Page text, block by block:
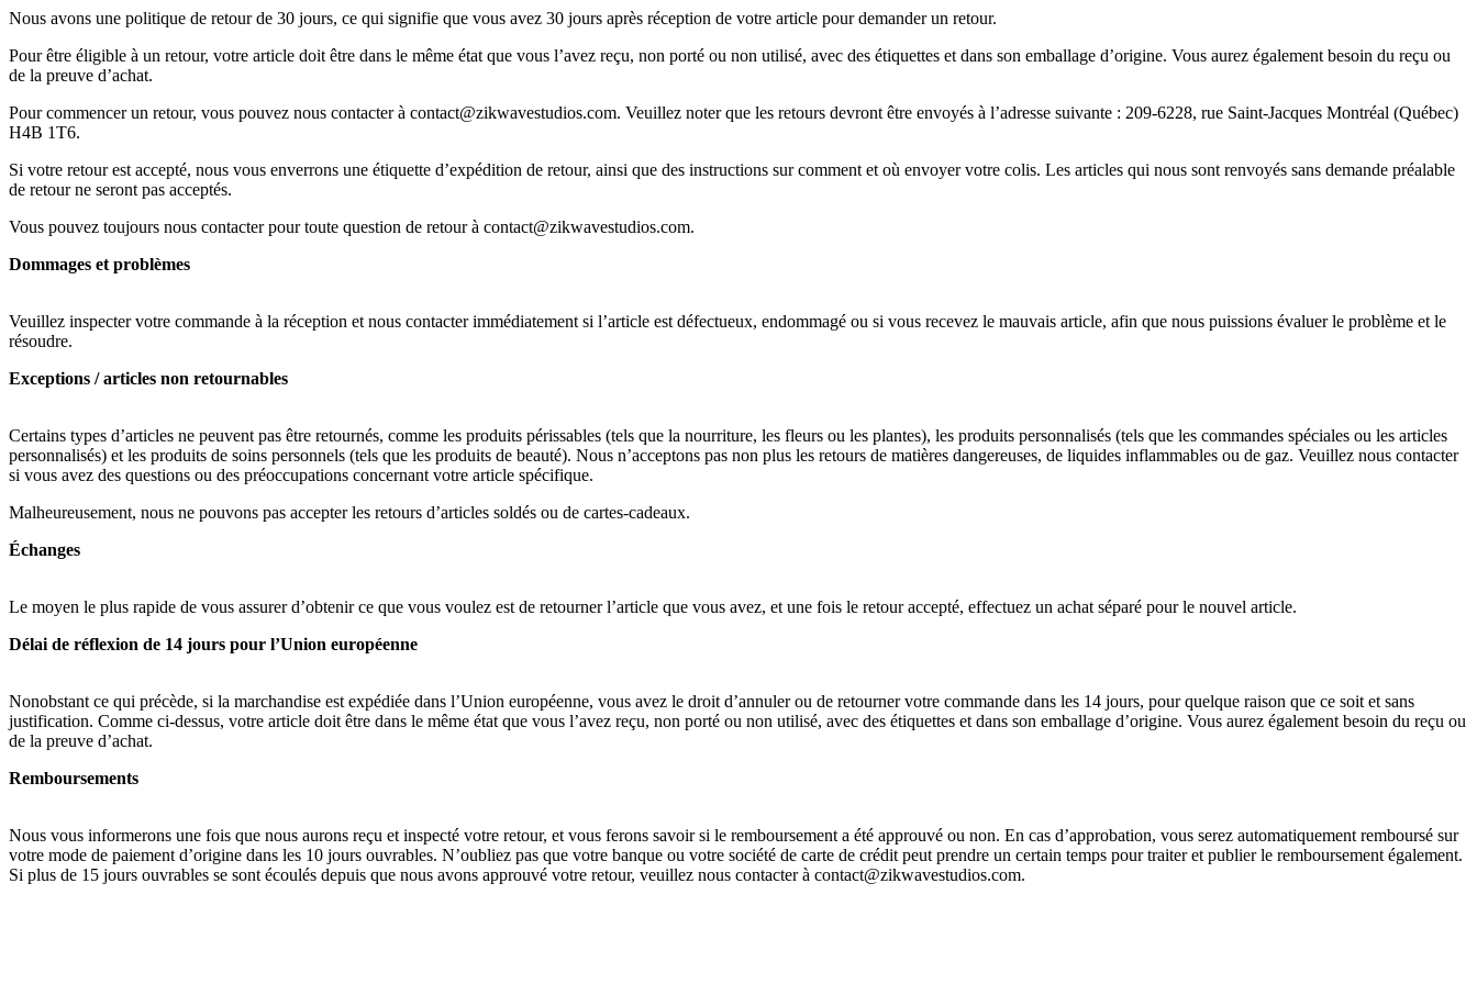
Nous avons une politique de retour de 30 jours, ce qui signifie que vous avez 30 jours après réception de votre article pour demander un retour.
Pour être éligible à un retour, votre article doit être dans le même état que vous l’avez reçu, non porté ou non utilisé, avec des étiquettes et dans son emballage d’origine. Vous aurez également besoin du reçu ou
de la preuve d’achat.
Pour commencer un retour, vous pouvez nous contacter à contact@zikwavestudios.com. Veuillez noter que les retours devront être envoyés à l’adresse suivante : 209-6228, rue Saint-Jacques Montréal (Québec)
H4B 1T6.
Si votre retour est accepté, nous vous enverrons une étiquette d’expédition de retour, ainsi que des instructions sur comment et où envoyer votre colis. Les articles qui nous sont renvoyés sans demande préalable
de retour ne seront pas acceptés.
Vous pouvez toujours nous contacter pour toute question de retour à contact@zikwavestudios.com.
Dommages et problèmes
Veuillez inspecter votre commande à la réception et nous contacter immédiatement si l’article est défectueux, endommagé ou si vous recevez le mauvais article, afin que nous puissions évaluer le problème et le
résoudre.
Exceptions / articles non retournables
Certains types d’articles ne peuvent pas être retournés, comme les produits périssables (tels que la nourriture, les fleurs ou les plantes), les produits personnalisés (tels que les commandes spéciales ou les articles
personnalisés) et les produits de soins personnels (tels que les produits de beauté). Nous n’acceptons pas non plus les retours de matières dangereuses, de liquides inflammables ou de gaz. Veuillez nous contacter
si vous avez des questions ou des préoccupations concernant votre article spécifique.
Malheureusement, nous ne pouvons pas accepter les retours d’articles soldés ou de cartes-cadeaux.
Échanges
Le moyen le plus rapide de vous assurer d’obtenir ce que vous voulez est de retourner l’article que vous avez, et une fois le retour accepté, effectuez un achat séparé pour le nouvel article.
Délai de réflexion de 14 jours pour l’Union européenne
Nonobstant ce qui précède, si la marchandise est expédiée dans l’Union européenne, vous avez le droit d’annuler ou de retourner votre commande dans les 14 jours, pour quelque raison que ce soit et sans
justification. Comme ci-dessus, votre article doit être dans le même état que vous l’avez reçu, non porté ou non utilisé, avec des étiquettes et dans son emballage d’origine. Vous aurez également besoin du reçu ou
de la preuve d’achat.
Remboursements
Nous vous informerons une fois que nous aurons reçu et inspecté votre retour, et vous ferons savoir si le remboursement a été approuvé ou non. En cas d’approbation, vous serez automatiquement remboursé sur
votre mode de paiement d’origine dans les 10 jours ouvrables. N’oubliez pas que votre banque ou votre société de carte de crédit peut prendre un certain temps pour traiter et publier le remboursement également.
Si plus de 15 jours ouvrables se sont écoulés depuis que nous avons approuvé votre retour, veuillez nous contacter à contact@zikwavestudios.com.